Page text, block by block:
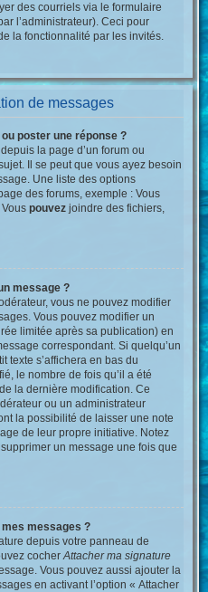
des courriels via le formulaire
l’administrateur). Ceci pour
la fonctionnalité par les invités.
de messages
poster une réponse ?
la page d’un forum ou
Il se peut que vous ayez besoin
Une liste des options
des forums, exemple : Vous
Vouspouvez joindre des fichiers,
message ?
vous ne pouvez modifier
Vous pouvez modifier un
limitée après sa publication) en
correspondant. Si quelqu’un
texte s’affichera en bas du
le nombre de fois qu’il a été
la dernière modification. Ce
ou un administrateur
la possibilité de laisser une note
de leur propre initiative. Notez
un message une fois que
messages ?
depuis votre panneau de
cocherAttacher ma signature
Vous pouvez aussi ajouter la
en activant l’option « Attacher